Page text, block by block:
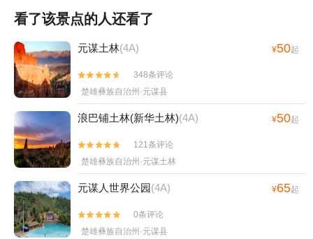
看了该景点的人还看了
元谋土林(4A) ¥50起


348条评论
楚雄彝族自治州·元谋县
浪巴铺土林(新华土林)(4A) ¥50起


121条评论
楚雄彝族自治州·元谋土林
元谋人世界公园(4A) ¥65起


0条评论
楚雄彝族自治州·元谋县